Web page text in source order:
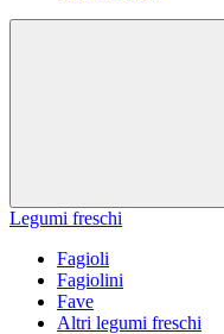
Legumi freschi
Fagioli
Fagiolini
Fave
Altri legumi freschi